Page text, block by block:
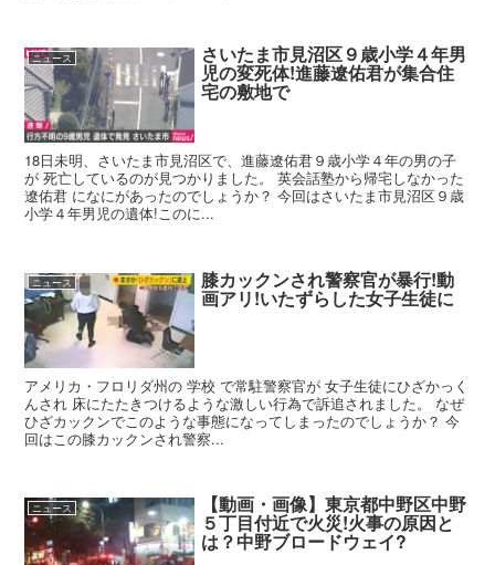
ニュース さいたま市見沼区９歳小学４年男
児の変死体!進藤遼佑君が集合住
宅の敷地で
18日未明、さいたま市見沼区で、進藤遼佑君９歳小学４年の男の子
が 死亡しているのが見つかりました。 英会話塾から帰宅しなかった
遼佑君 になにがあったのでしょうか？ 今回はさいたま市見沼区９歳
小学４年男児の遺体!このに...
ニュース 膝カックンされ警察官が暴行!動
画アリ!いたずらした女子生徒に
アメリカ・フロリダ州の 学校 で常駐警察官が 女子生徒にひざかっく
んされ 床にたたきつけるような激しい行為で訴追されました。 なぜ
ひざカックンでこのような事態になってしまったのでしょうか？ 今
回はこの膝カックンされ警察...
ニュース 【動画・画像】東京都中野区中野
５丁目付近で火災!火事の原因と
は？中野ブロードウェイ?